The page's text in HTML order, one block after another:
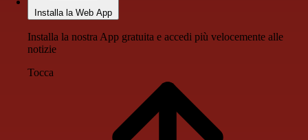
Installa la Web App
Installa la nostra App gratuita e accedi più velocemente alle
notizie
Tocca